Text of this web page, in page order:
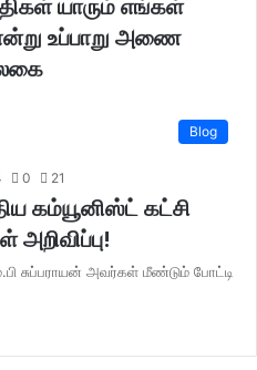
யாரும் எங்கள்
உப்பாறு அணை
Blog
0 21
கம்யூனிஸ்ட் கட்சி
அறிவிப்பு!
சுப்பராயன் அவர்கள் மீண்டும் போட்டி